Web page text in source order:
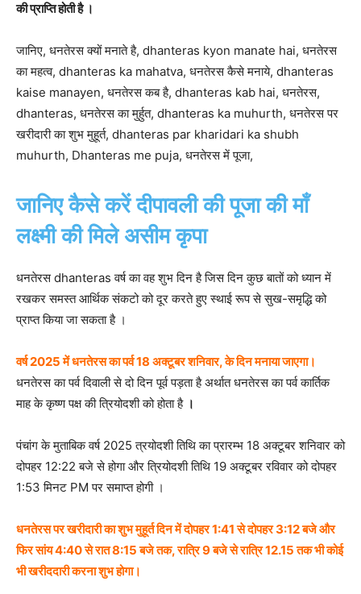
की प्राप्ति होती है ।
जानिए, धनतेरस क्यों मनाते है, dhanteras kyon manate hai, धनतेरस
का महत्व, dhanteras ka mahatva, धनतेरस कैसे मनाये, dhanteras
kaise manayen, धनतेरस कब है, dhanteras kab hai, धनतेरस,
dhanteras, धनतेरस का मुर्हुत, dhanteras ka muhurth, धनतेरस पर
खरीदारी का शुभ मुहूर्त, dhanteras par kharidari ka shubh
muhurth, Dhanteras me puja, धनतेरस में पूजा,
जानिए कैसे करें दीपावली की पूजा की माँ
लक्ष्मी की मिले असीम कृपा
धनतेरस dhanteras वर्ष का वह शुभ दिन है जिस दिन कुछ बातों को ध्यान में
रखकर समस्त आर्थिक संकटो को दूर करते हुए स्थाई रूप से सुख-समृद्धि को
प्राप्त किया जा सकता है ।
वर्ष 2025 में धनतेरस का पर्व 18 अक्टूबर शनिवार, के दिन मनाया जाएगा।
धनतेरस का पर्व दिवाली से दो दिन पूर्व पड़ता है अर्थात धनतेरस का पर्व कार्तिक
माह के कृष्ण पक्ष की त्रियोदशी को होता है ।
पंचांग के मुताबिक वर्ष 2025 त्रयोदशी तिथि का प्रारम्भ 18 अक्टूबर शनिवार को
दोपहर 12:22 बजे से होगा और त्रियोदशी तिथि 19 अक्टूबर रविवार को दोपहर
1:53 मिनट PM पर समाप्त होगी ।
धनतेरस पर खरीदारी का शुभ मुहूर्त दिन में दोपहर 1:41 से दोपहर 3:12 बजे और
फिर सांय 4:40 से रात 8:15 बजे तक, रात्रि 9 बजे से रात्रि 12.15 तक भी कोई
भी खरीददारी करना शुभ होगा।